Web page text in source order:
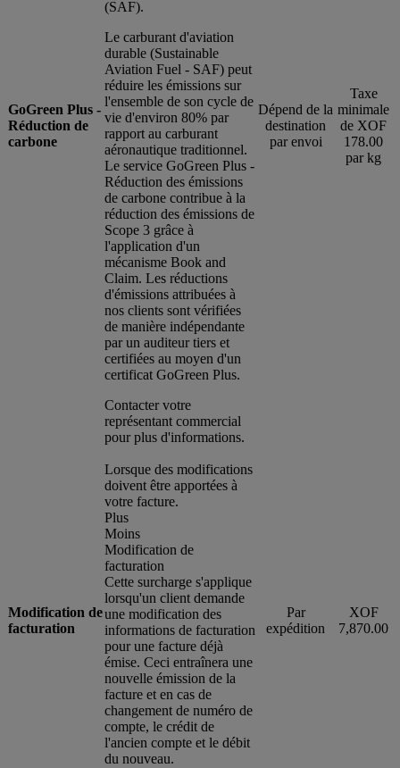
GoGreen Plus -
Réduction de
carbone
(SAF).
Le carburant d'aviation
durable (Sustainable
Aviation Fuel - SAF) peut
réduire les émissions sur
l'ensemble de son cycle de
vie d'environ 80% par
rapport au carburant
aéronautique traditionnel.
Le service GoGreen Plus -
Réduction des émissions
de carbone contribue à la
réduction des émissions de
Scope 3 grâce à
l'application d'un
mécanisme Book and
Claim. Les réductions
d'émissions attribuées à
nos clients sont vérifiées
de manière indépendante
par un auditeur tiers et
certifiées au moyen d'un
certificat GoGreen Plus.
Contacter votre
représentant commercial
pour plus d'informations.
Dépend de la
destination
par envoi
Taxe
minimale
de XOF
178.00
par kg
Modification de
facturation
Lorsque des modifications
doivent être apportées à
votre facture.
Plus
Moins
Modification de
facturation
Cette surcharge s'applique
lorsqu'un client demande
une modification des
informations de facturation
pour une facture déjà
émise. Ceci entraînera une
nouvelle émission de la
facture et en cas de
changement de numéro de
compte, le crédit de
l'ancien compte et le débit
du nouveau.
Par
expédition
XOF
7,870.00